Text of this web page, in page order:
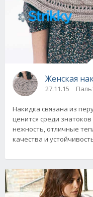
Женская
27.11.15
Накидка связана из
ценится среди
нежность, отличные
качества и